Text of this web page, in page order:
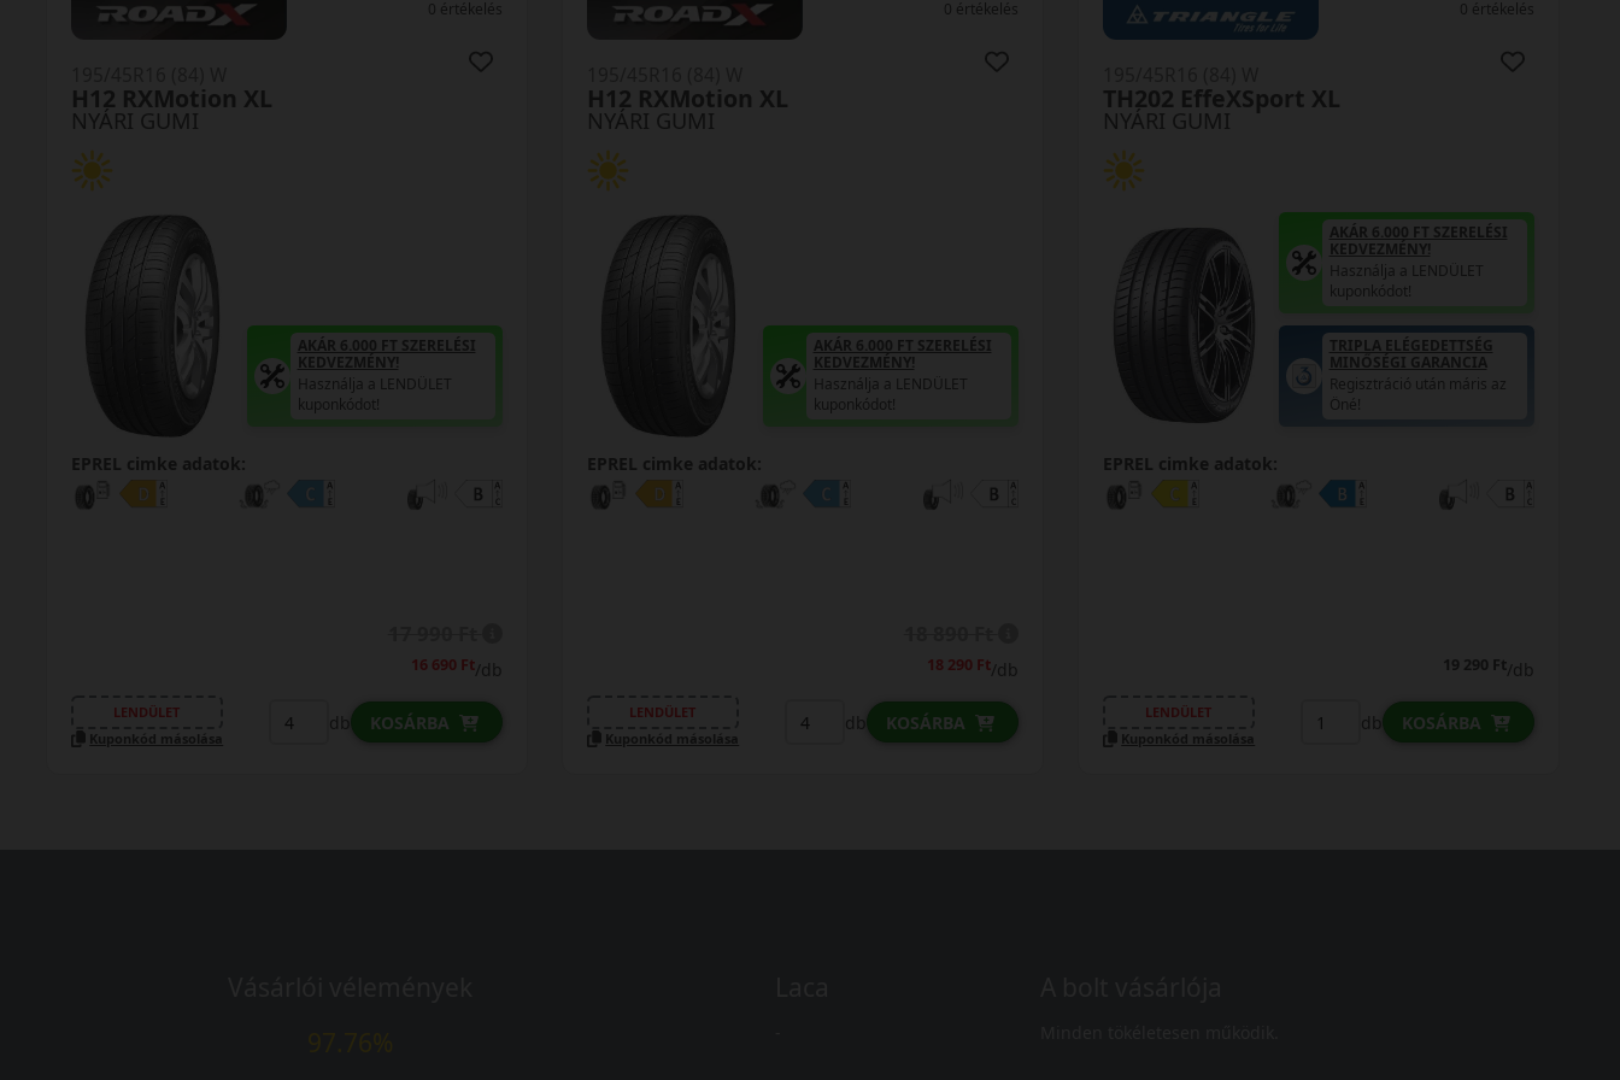
0 értékelés
NYÁRI GUMI
H12 RXMotion XL
AKÁR 6.000 FT SZERELÉSI
KEDVEZMÉNY!
Használja a LENDÜLET
kuponkódot!
EPREL cimke adatok:
16 690 Ft/db
LENDÜLET
Kuponkód másolása
db KOSÁRBA
0 értékelés
NYÁRI GUMI
H12 RXMotion XL
AKÁR 6.000 FT SZERELÉSI
KEDVEZMÉNY!
Használja a LENDÜLET
kuponkódot!
EPREL cimke adatok:
18 290 Ft/db
LENDÜLET
Kuponkód másolása
db KOSÁRBA
0 értékelés
NYÁRI GUMI
TH202 EffeXSport XL
AKÁR 6.000 FT SZERELÉSI
KEDVEZMÉNY!
Használja a LENDÜLET
kuponkódot!
TRIPLA ELÉGEDETTSÉG
MINŐSÉGI GARANCIA
Regisztráció után máris az
Öné!
EPREL cimke adatok:
19 290 Ft/db
LENDÜLET
Kuponkód másolása
db KOSÁRBA